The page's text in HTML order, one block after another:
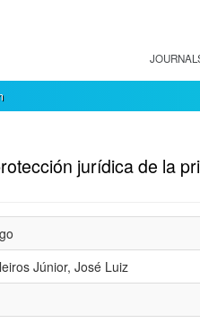
jurídica de la
Júnior, José Luiz